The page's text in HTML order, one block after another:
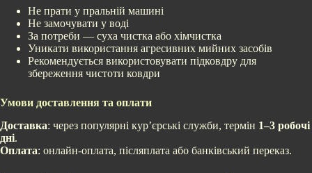
Не прати у пральній машині
Не замочувати у воді
За потреби — суха чистка або хімчистка
Уникати використання агресивних мийних засобів
Рекомендується використовувати підковдру для
збереження чистоти ковдри
Умови доставлення та оплати
Доставка: через популярні кур’єрські служби, термін 1–3 робочі
дні.
Оплата: онлайн-оплата, післяплата або банківський переказ.